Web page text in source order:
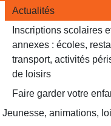
Actualités
Inscriptions scolaires
annexes : écoles,
transport, activités
de loisirs
Faire garder votre
Jeunesse, animations,